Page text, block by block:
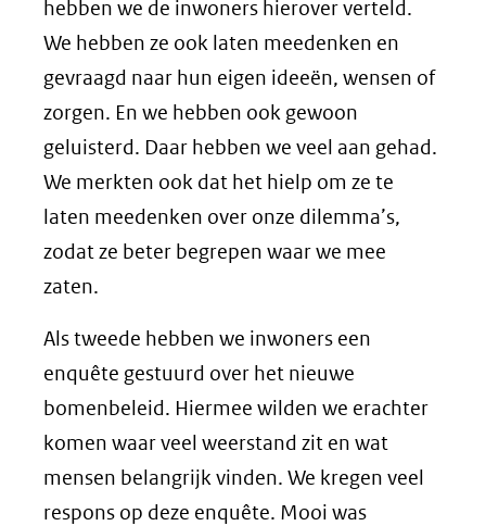
hebben we de inwoners hierover verteld.
We hebben ze ook laten meedenken en
gevraagd naar hun eigen ideeën, wensen of
zorgen. En we hebben ook gewoon
geluisterd. Daar hebben we veel aan gehad.
We merkten ook dat het hielp om ze te
laten meedenken over onze dilemma’s,
zodat ze beter begrepen waar we mee
zaten.
Als tweede hebben we inwoners een
enquête gestuurd over het nieuwe
bomenbeleid. Hiermee wilden we erachter
komen waar veel weerstand zit en wat
mensen belangrijk vinden. We kregen veel
respons op deze enquête. Mooi was